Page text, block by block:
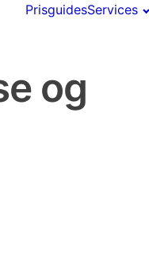
PrisguidesServices
og